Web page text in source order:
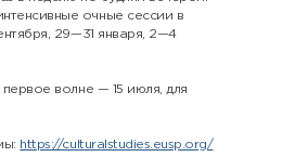
очные сессии в
29—31 января, 2—4
волне — 15 июля, для
https://culturalstudies.eusp.org/